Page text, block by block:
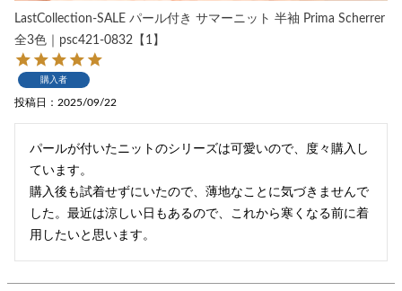
LastCollection-SALE パール付き サマーニット 半袖 Prima Scherrer
全3色｜psc421-0832【1】
購入者
投稿日 2025/09/22
パールが付いたニットのシリーズは可愛いので、度々購入し
ています。
購入後も試着せずにいたので、薄地なことに気づきませんで
した。最近は涼しい日もあるので、これから寒くなる前に着
用したいと思います。